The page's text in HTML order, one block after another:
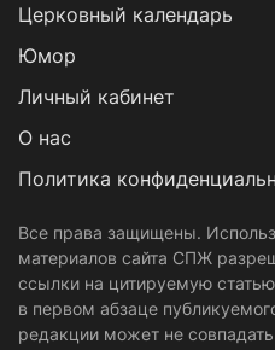
Церковный календарь
Юмор
Личный кабинет
О нас
Политика
Все права защищены.
материалов сайта СПЖ
ссылки на цитируемую
в первом абзаце
редакции может не